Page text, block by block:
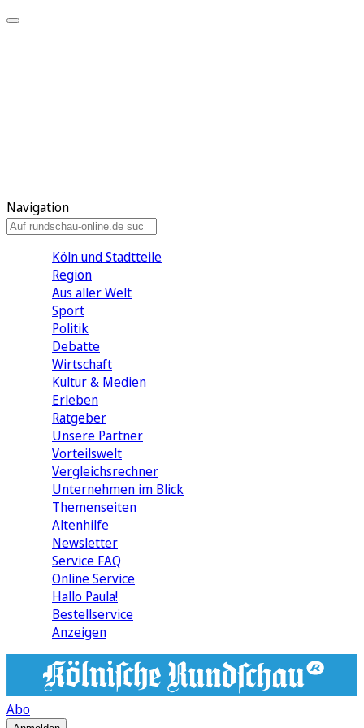
Navigation
Köln und Stadtteile
Region
Aus aller Welt
Sport
Politik
Debatte
Wirtschaft
Kultur & Medien
Erleben
Ratgeber
Unsere Partner
Vorteilswelt
Vergleichsrechner
Unternehmen im Blick
Themenseiten
Altenhilfe
Newsletter
Service FAQ
Online Service
Hallo Paula!
Bestellservice
Anzeigen
Abo